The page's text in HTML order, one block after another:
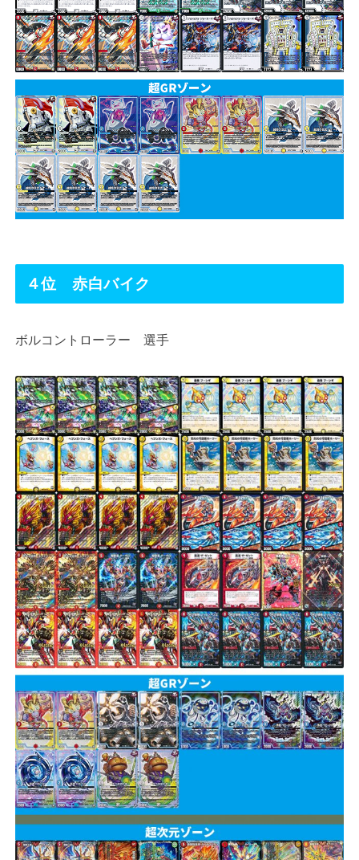
４位 赤白バイク
ボルコントローラー 選手